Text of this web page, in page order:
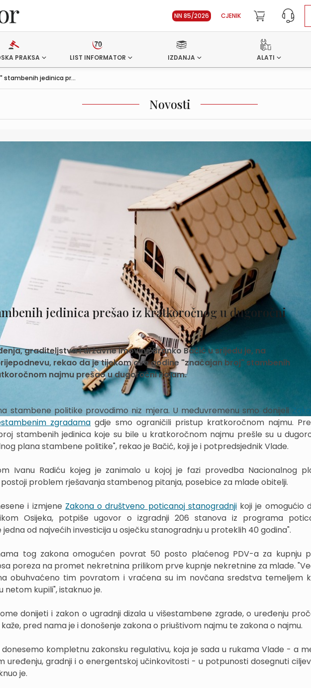
NN 85/2026 CJENIK
PRAKSA LIST INFORMATOR IZDANJA ALATI
stambenih jedinica pr...
Novosti
jedinica prešao iz kratkoročnog u dugoročni
graditeljstva i državne imovine Branko Bačić u srijedu je, na
rekao da je tijekom ove godine "značajan broj" stambenih
najmu prešao u dugoročni najam.
stambene politike provodimo niz mjera. U međuvremenu smo donijeli
zgradama gdje smo ograničili pristup kratkoročnom najmu.
stambenih jedinica koje su bile u kratkoročnom najmu prešle su u
plana stambene politike", rekao je Bačić, koji je i potpredsjednik Vlade.
Ivanu Radiću kojeg je zanimalo u kojoj je fazi provedba Nacionalnog
problem rješavanja stambenog pitanja, posebice za mlade obitelji.
i izmjene Zakona o društveno poticanoj stanogradnjikoji je omogućio
Osijeka, potpiše ugovor o izgradnji 206 stanova iz programa
jedna od najvećih investicija u osječku stanogradnju u proteklih 40 godina".
tog zakona omogućen povrat 50 posto plaćenog PDV-a za kupnju
poreza na promet nekretnina prilikom prve kupnje nekretnine za mlade.
obuhvaćeno tim povratom i vraćena su im novčana sredstva temeljem
kupili", istaknuo je.
donijeti i zakon o ugradnji dizala u višestambene zgrade, o uređenju
pred nama je i donošenje zakona o priuštivom najmu te zakona o najmu.
kompletnu zakonsku regulativu, koja je sada u rukama Vlade - a
uređenju, gradnji i o energentskoj učinkovitosti - u potpunosti dosegnuti
je.